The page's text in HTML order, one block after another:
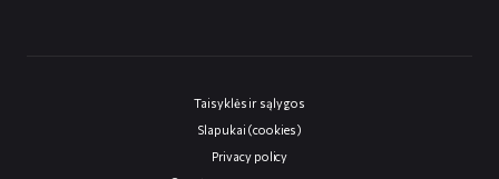
Taisyklės ir sąlygos
Slapukai (cookies)
Privacy policy